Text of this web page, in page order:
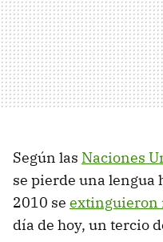
Según las Naciones
se pierde una lengua
2010 se extinguieron
día de hoy, un tercio